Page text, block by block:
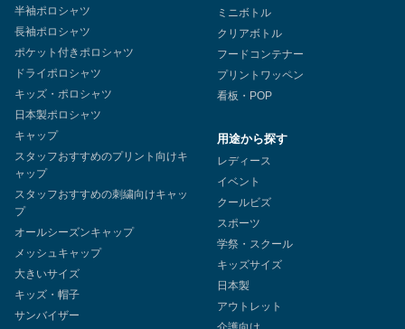
半袖ポロシャツ
長袖ポロシャツ
ポケット付きポロシャツ
ドライポロシャツ
キッズ・ポロシャツ
日本製ポロシャツ
キャップ
スタッフおすすめのプリント向けキ
ャップ
スタッフおすすめの刺繍向けキャッ
プ
オールシーズンキャップ
メッシュキャップ
大きいサイズ
キッズ・帽子
サンバイザー
ミニボトル
クリアボトル
フードコンテナー
プリントワッペン
看板・POP
用途から探す
レディース
イベント
クールビズ
スポーツ
学祭・スクール
キッズサイズ
日本製
アウトレット